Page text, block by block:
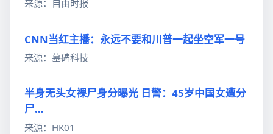
来源：自由时报
CNN当红主播：永远不要和川普一起坐空军一号
来源：墓碑科技
半身无头女裸尸身分曝光 日警：45岁中国女遭分
尸…
来源：HK01